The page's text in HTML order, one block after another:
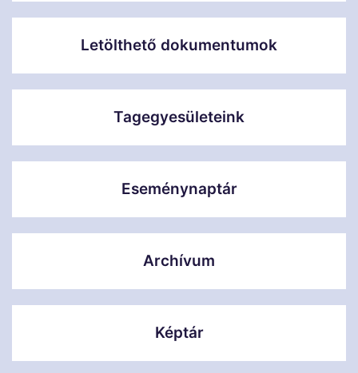
Letölthető dokumentumok
Tagegyesületeink
Eseménynaptár
Archívum
Képtár